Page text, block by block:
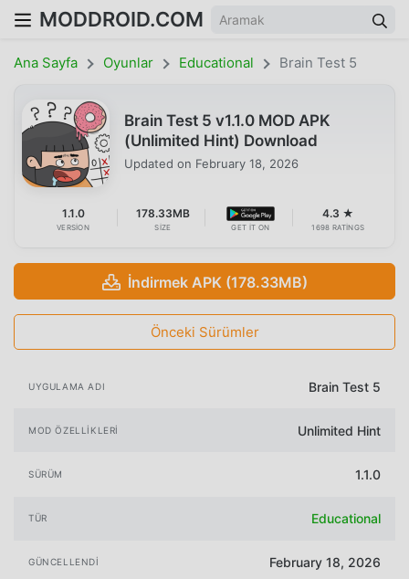
MODDROID.COM
Ana Sayfa Oyunlar Educational Brain Test 5
Brain Test 5 v1.1.0 MOD APK
(Unlimited Hint) Download
Updated on February 18, 2026
1.1.0
VERSION
178.33MB
SIZE GET IT ON
4.3 ★
1698 RATINGS
İndirmek APK (178.33MB)
Önceki Sürümler
UYGULAMA ADI Brain Test 5
MOD ÖZELLIKLERI Unlimited Hint
SÜRÜM 1.1.0
TÜR Educational
GÜNCELLENDI February 18, 2026